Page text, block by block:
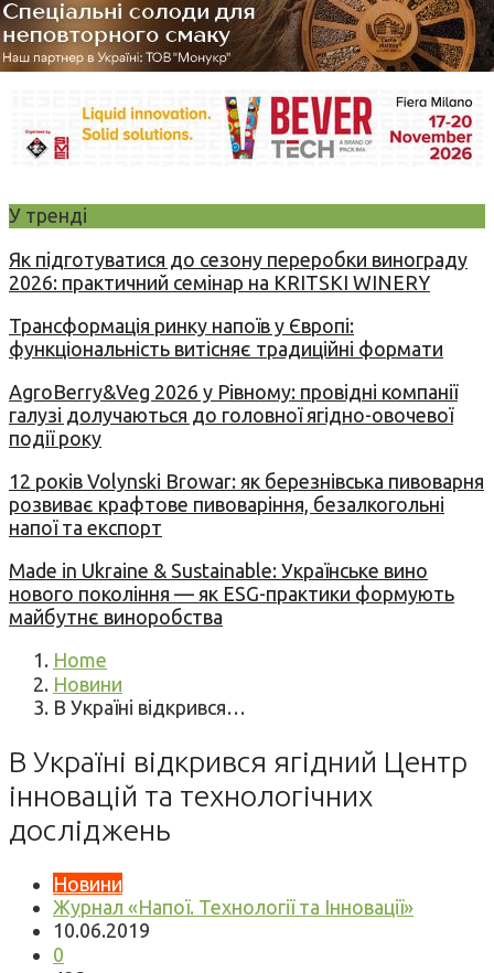
У тренді
Як підготуватися до сезону переробки винограду
2026: практичний семінар на KRITSKI WINERY
Трансформація ринку напоїв у Європі:
функціональність витісняє традиційні формати
AgroBerry&Veg 2026 у Рівному: провідні компанії
галузі долучаються до головної ягідно-овочевої
події року
12 років Volynski Browar: як березнівська пивоварня
розвиває крафтове пивоваріння, безалкогольні
напої та експорт
Made in Ukraine & Sustainable: Українське вино
нового покоління — як ESG-практики формують
майбутнє виноробства
Home
Новини
В Україні відкрився…
В Україні відкрився ягідний Центр
інновацій та технологічних
досліджень
Новини
Журнал «Напої. Технології та Інновації»
10.06.2019
0